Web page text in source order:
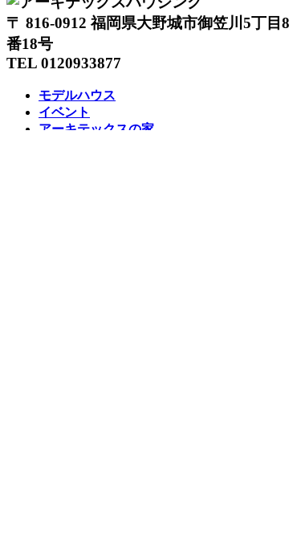
〒 816-0912 福岡県大野城市御笠川5丁目8
番18号
TEL 0120933877
モデルハウス
イベント
アーキテックスの家